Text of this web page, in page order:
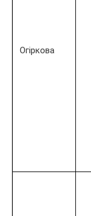
Огіркова